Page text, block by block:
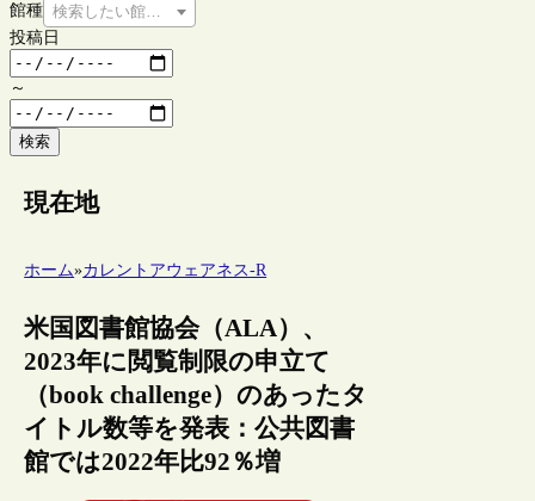
館種 検索したい館種を選択してください
投稿日
～
検索
現在地
ホーム»カレントアウェアネス-R
米国図書館協会（ALA）、
2023年に閲覧制限の申立て
（book challenge）のあったタ
イトル数等を発表：公共図書
館では2022年比92％増